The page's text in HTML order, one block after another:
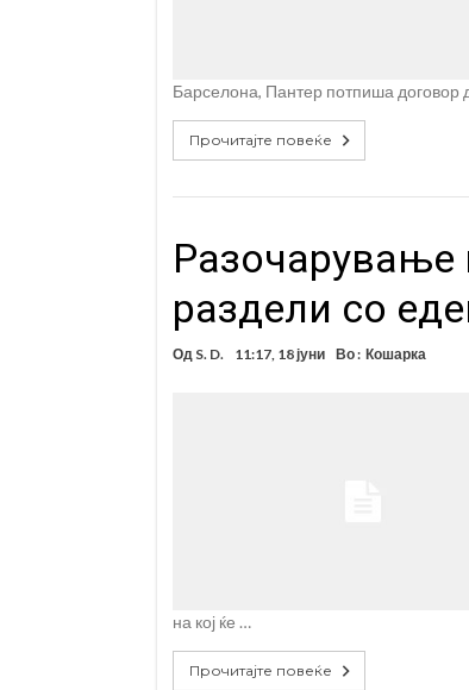
Барселона, Пантер потпиша договор
Прочитајте повеќе
Разочарување
раздели со
Од S. D. 11:17, 18 јуни Во : Кошарка
на кој ќе …
Прочитајте повеќе